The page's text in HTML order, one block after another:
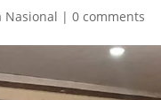
Nasional |0 comments